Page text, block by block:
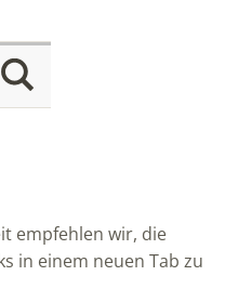
empfehlen wir, die
in einem neuen Tab zu